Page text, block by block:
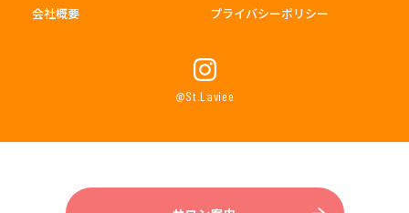
会社概要
プライバシーポリシー
@St.Laviee